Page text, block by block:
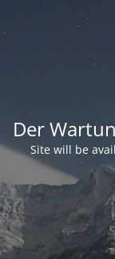
Der
Site will be